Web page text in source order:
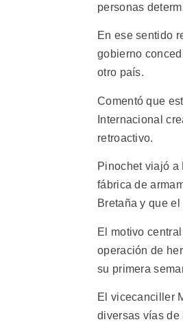
personas
En ese sentido
gobierno
otro país.
Comentó que
Internacional
retroactivo.
Pinochet viajó a
fábrica de
Bretaña y que
El motivo
operación de
su primera
El vicecanciller
diversas vías de